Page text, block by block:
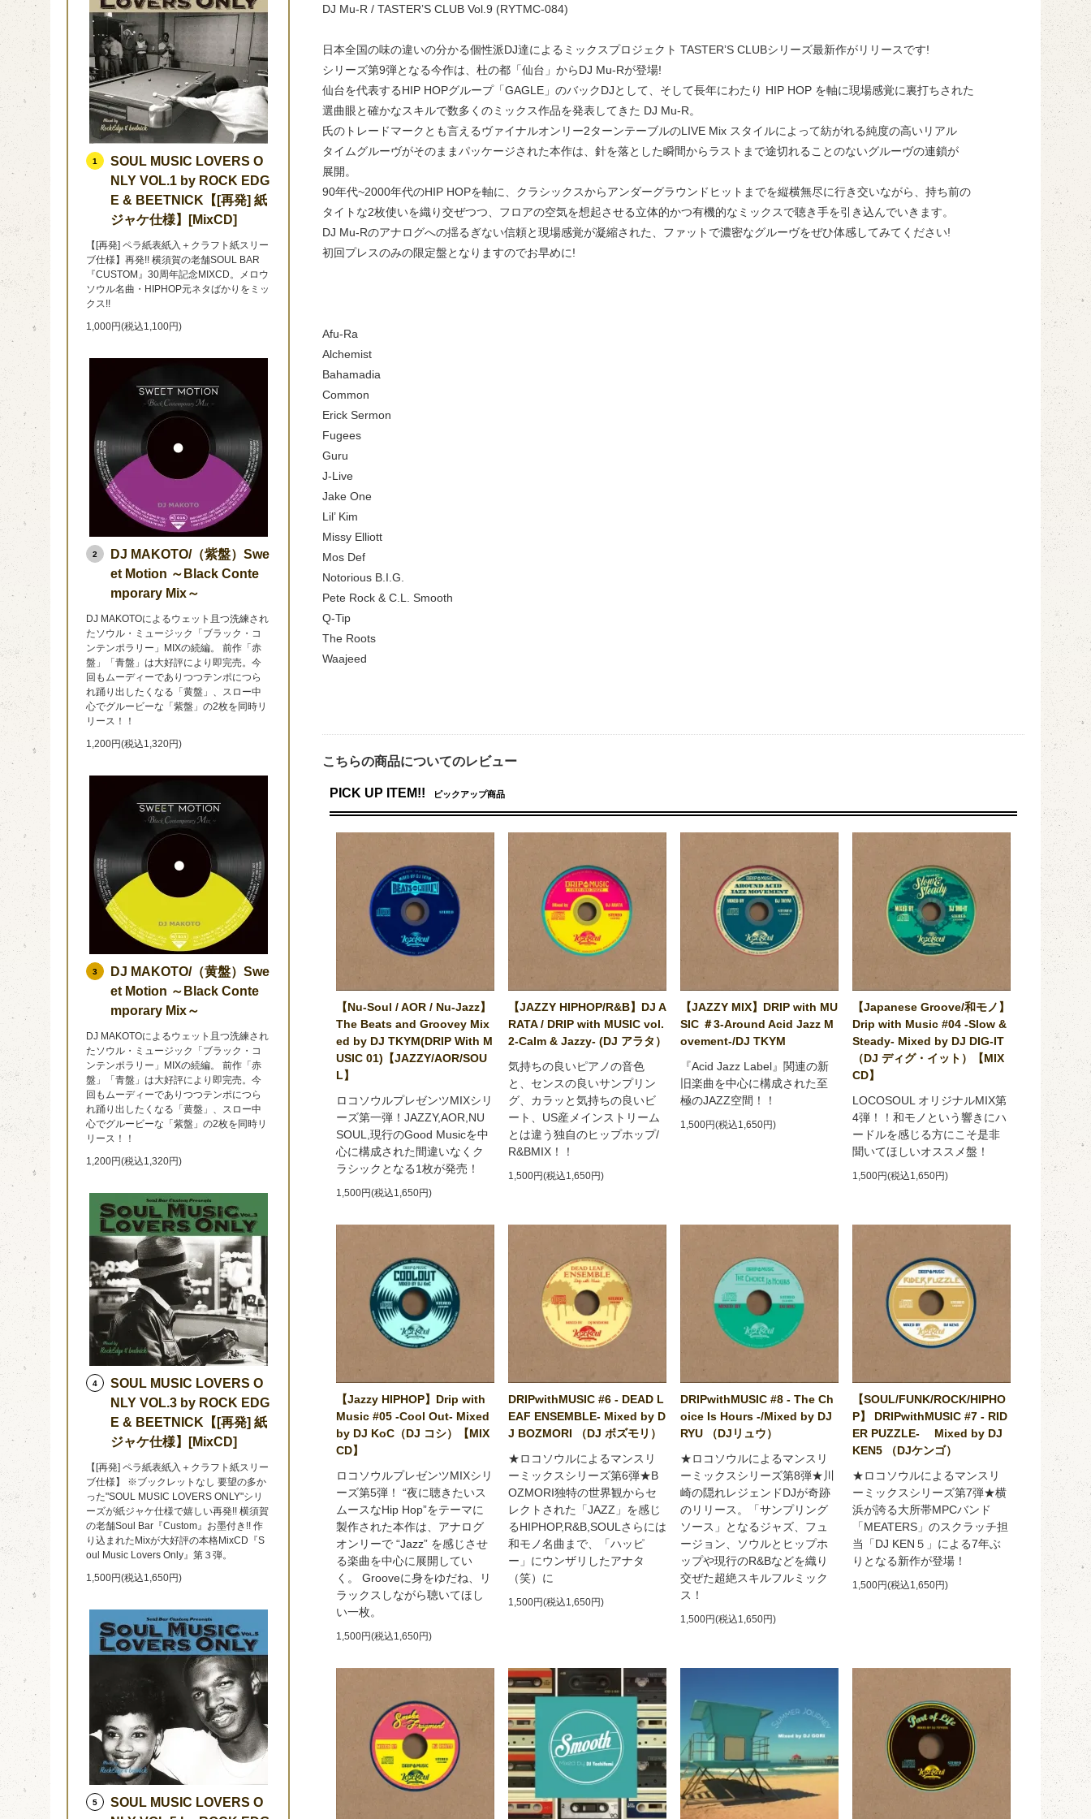
DJ Mu-R / TASTERʼS CLUB Vol.9 (RYTMC-084)
日本全国の味の違いの分かる個性派DJ達によるミックスプロジェクト TASTERʼS CLUBシリーズ最新作がリリースです!
シリーズ第9弾となる今作は、杜の都「仙台」からDJ Mu-Rが登場!
仙台を代表するHIP HOPグループ「GAGLE」のバックDJとして、そして長年にわたり HIP HOP を軸に現場感覚に裏打ちされた
選曲眼と確かなスキルで数多くのミックス作品を発表してきた DJ Mu-R。
氏のトレードマークとも言えるヴァイナルオンリー2ターンテーブルのLIVE Mix スタイルによって紡がれる純度の高いリアル
タイムグルーヴがそのままパッケージされた本作は、針を落とした瞬間からラストまで途切れることのないグルーヴの連鎖が
展開。
90年代~2000年代のHIP HOPを軸に、クラシックスからアンダーグラウンドヒットまでを縦横無尽に行き交いながら、持ち前の
タイトな2枚使いを織り交ぜつつ、フロアの空気を想起させる立体的かつ有機的なミックスで聴き手を引き込んでいきます。
DJ Mu-Rのアナログへの揺るぎない信頼と現場感覚が凝縮された、ファットで濃密なグルーヴをぜひ体感してみてください!
初回プレスのみの限定盤となりますのでお早めに!
Afu-Ra
Alchemist
Bahamadia
Common
Erick Sermon
Fugees
Guru
J-Live
Jake One
Lil’ Kim
Missy Elliott
Mos Def
Notorious B.I.G.
Pete Rock & C.L. Smooth
Q-Tip
The Roots
Waajeed
こちらの商品についてのレビュー
PICK UP ITEM!! ピックアップ商品
【Nu-Soul / AOR / Nu-Jazz】
The Beats and Groovey Mix
ed by DJ TKYM(DRIP With M
USIC 01)【JAZZY/AOR/SOU
L】
ロコソウルプレゼンツMIXシリ
ーズ第一弾！JAZZY,AOR,NU
SOUL,現行のGood Musicを中
心に構成された間違いなくク
ラシックとなる1枚が発売！
1,500円(税込1,650円)
【JAZZY HIPHOP/R&B】DJ A
RATA / DRIP with MUSIC vol.
2-Calm & Jazzy- (DJ アラタ）
気持ちの良いピアノの音色
と、センスの良いサンプリン
グ、カラッと気持ちの良いビ
ート、US産メインストリーム
とは違う独自のヒップホップ/
R&BMIX！！
1,500円(税込1,650円)
【JAZZY MIX】DRIP with MU
SIC ＃3-Around Acid Jazz M
ovement-/DJ TKYM
『Acid Jazz Label』関連の新
旧楽曲を中心に構成された至
極のJAZZ空間！！
1,500円(税込1,650円)
【Japanese Groove/和モノ】
Drip with Music #04 -Slow &
Steady- Mixed by DJ DIG-IT
（DJ ディグ・イット）【MIX
CD】
LOCOSOUL オリジナルMIX第
4弾！！和モノという響きにハ
ードルを感じる方にこそ是非
聞いてほしいオススメ盤！
1,500円(税込1,650円)
【Jazzy HIPHOP】Drip with
Music #05 -Cool Out- Mixed
by DJ KoC（DJ コシ）【MIX
CD】
ロコソウルプレゼンツMIXシリ
ーズ第5弾！ “夜に聴きたいス
ムースなHip Hop”をテーマに
製作された本作は、アナログ
オンリーで “Jazz” を感じさせ
る楽曲を中心に展開してい
く。 Grooveに身をゆだね、リ
ラックスしながら聴いてほし
い一枚。
1,500円(税込1,650円)
DRIPwithMUSIC #6 - DEAD L
EAF ENSEMBLE- Mixed by D
J BOZMORI （DJ ボズモリ）
★ロコソウルによるマンスリ
ーミックスシリーズ第6弾★B
OZMORI独特の世界観からセ
レクトされた「JAZZ」を感じ
るHIPHOP,R&B,SOULさらには
和モノ名曲まで、「ハッピ
ー」にウンザリしたアナタ
（笑）に
1,500円(税込1,650円)
DRIPwithMUSIC #8 - The Ch
oice Is Hours -/Mixed by DJ
RYU （DJリュウ）
★ロコソウルによるマンスリ
ーミックスシリーズ第8弾★川
崎の隠れレジェンドDJが奇跡
のリリース。「サンプリング
ソース」となるジャズ、フュ
ージョン、ソウルとヒップホ
ップや現行のR&Bなどを織り
交ぜた超絶スキルフルミック
ス！
1,500円(税込1,650円)
【SOUL/FUNK/ROCK/HIPHO
P】 DRIPwithMUSIC #7 - RID
ER PUZZLE- Mixed by DJ
KEN5 （DJケンゴ）
★ロコソウルによるマンスリ
ーミックスシリーズ第7弾★横
浜が誇る大所帯MPCバンド
「MEATERS」のスクラッチ担
当「DJ KEN５」による7年ぶ
りとなる新作が登場！
1,500円(税込1,650円)
1
SOUL MUSIC LOVERS O
NLY VOL.1 by ROCK EDG
E & BEETNICK【[再発] 紙
ジャケ仕様】[MixCD]
【[再発] ペラ紙表紙入＋クラフト紙スリー
ブ仕様】再発!! 横須賀の老舗SOUL BAR
『CUSTOM』30周年記念MIXCD。メロウ
ソウル名曲・HIPHOP元ネタばかりをミッ
クス!!
1,000円(税込1,100円)
2
DJ MAKOTO/（紫盤）Swe
et Motion ～Black Conte
mporary Mix～
DJ MAKOTOによるウェット且つ洗練され
たソウル・ミュージック「ブラック・コ
ンテンポラリー」MIXの続編。 前作「赤
盤」「青盤」は大好評により即完売。今
回もムーディーでありつつテンポにつら
れ踊り出したくなる「黄盤」、スロー中
心でグルービーな「紫盤」の2枚を同時リ
リース！！
1,200円(税込1,320円)
3
DJ MAKOTO/（黄盤）Swe
et Motion ～Black Conte
mporary Mix～
DJ MAKOTOによるウェット且つ洗練され
たソウル・ミュージック「ブラック・コ
ンテンポラリー」MIXの続編。 前作「赤
盤」「青盤」は大好評により即完売。今
回もムーディーでありつつテンポにつら
れ踊り出したくなる「黄盤」、スロー中
心でグルービーな「紫盤」の2枚を同時リ
リース！！
1,200円(税込1,320円)
4
SOUL MUSIC LOVERS O
NLY VOL.3 by ROCK EDG
E & BEETNICK【[再発] 紙
ジャケ仕様】[MixCD]
【[再発] ペラ紙表紙入＋クラフト紙スリー
ブ仕様】 ※ブックレットなし 要望の多か
った"SOUL MUSIC LOVERS ONLY"シリ
ーズが紙ジャケ仕様で嬉しい再発!! 横須賀
の老舗Soul Bar『Custom』お墨付き!! 作
り込まれたMixが大好評の本格MixCD『S
oul Music Lovers Only』第３弾。
1,500円(税込1,650円)
5
SOUL MUSIC LOVERS O